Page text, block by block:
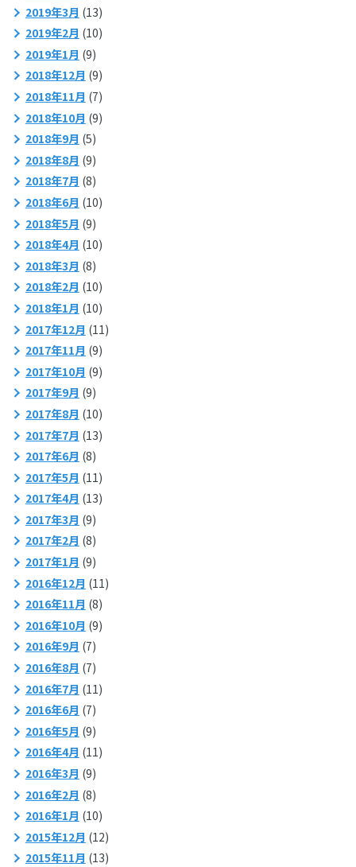
2019年3月 (13)
2019年2月 (10)
2019年1月 (9)
2018年12月 (9)
2018年11月 (7)
2018年10月 (9)
2018年9月 (5)
2018年8月 (9)
2018年7月 (8)
2018年6月 (10)
2018年5月 (9)
2018年4月 (10)
2018年3月 (8)
2018年2月 (10)
2018年1月 (10)
2017年12月 (11)
2017年11月 (9)
2017年10月 (9)
2017年9月 (9)
2017年8月 (10)
2017年7月 (13)
2017年6月 (8)
2017年5月 (11)
2017年4月 (13)
2017年3月 (9)
2017年2月 (8)
2017年1月 (9)
2016年12月 (11)
2016年11月 (8)
2016年10月 (9)
2016年9月 (7)
2016年8月 (7)
2016年7月 (11)
2016年6月 (7)
2016年5月 (9)
2016年4月 (11)
2016年3月 (9)
2016年2月 (8)
2016年1月 (10)
2015年12月 (12)
2015年11月 (13)